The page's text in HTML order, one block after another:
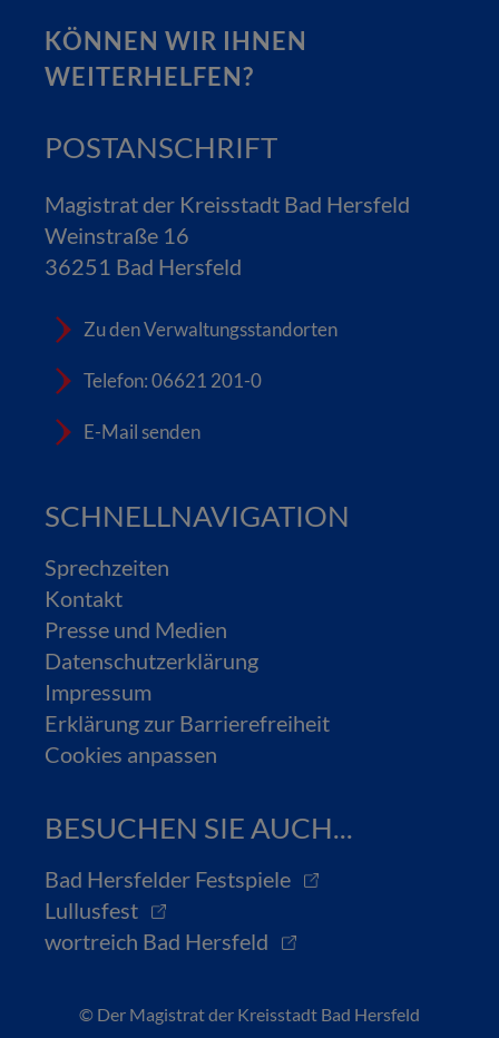
KÖNNEN WIR IHNEN
WEITERHELFEN?
POSTANSCHRIFT
Magistrat der Kreisstadt Bad Hersfeld
Weinstraße 16
36251 Bad Hersfeld
Zu den Verwaltungsstandorten
Telefon: 06621 201-0
E-Mail senden
SCHNELLNAVIGATION
Sprechzeiten
Kontakt
Presse und Medien
Datenschutzerklärung
Impressum
Erklärung zur Barrierefreiheit
Cookies anpassen
BESUCHEN SIE AUCH...
Bad Hersfelder Festspiele
Lullusfest
wortreich Bad Hersfeld
© Der Magistrat der Kreisstadt Bad Hersfeld